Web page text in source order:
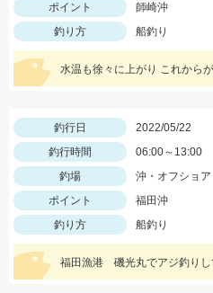
ポイント
師崎沖
釣り方
船釣り
釣行日
2022/05/22
釣行時間
06:00～13:00
釣場
沖・オフショア
ポイント
福田沖
釣り方
船釣り